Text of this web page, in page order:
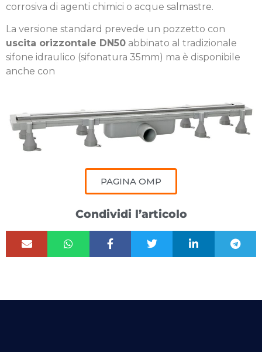
corrosiva di agenti chimici o acque salmastre.
La versione standard prevede un pozzetto con
uscita orizzontale DN50 abbinato al tradizionale
sifone idraulico (sifonatura 35mm) ma è disponibile
anche con
PAGINA OMP
Condividi l’articolo